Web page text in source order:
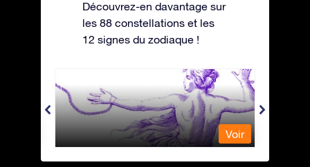
Découvrez-en davantage sur
les 88 constellations et les
12 signes du zodiaque !
Andromeda - Andromède
Voir